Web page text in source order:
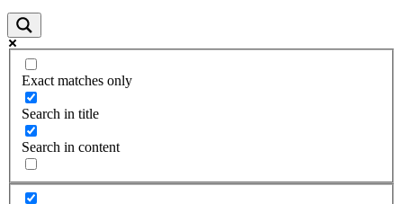
Exact matches only
Search in title
Search in content